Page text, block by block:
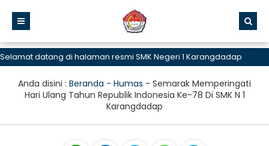
datang di halaman resmi SMK Negeri 1 Karangdadap
Anda disini : Beranda - Humas - Semarak Memperingati
Hari Ulang Tahun Republik Indonesia Ke-78 Di SMK N 1
Karangdadap